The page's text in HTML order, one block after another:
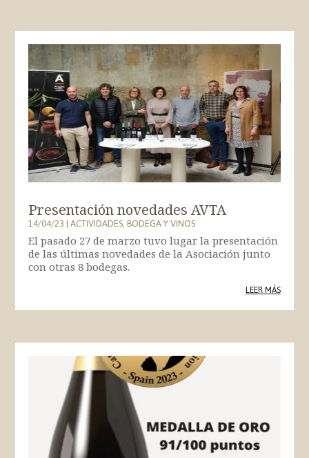
Presentación novedades AVTA
14/04/23|ACTIVIDADES,BODEGA Y VINOS
El pasado 27 de marzo tuvo lugar la presentación
de las últimas novedades de la Asociación junto
con otras 8 bodegas.
LEER MÁS